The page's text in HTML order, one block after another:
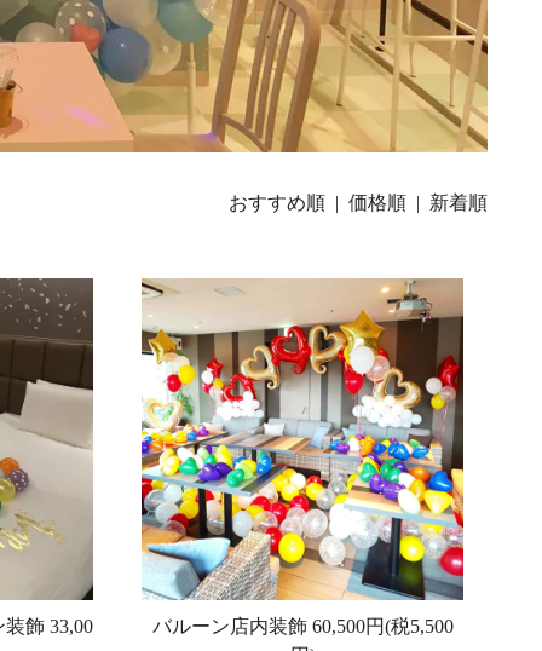
おすすめ順 |価格順 | 新着順
装飾33,00 バルーン店内装飾60,500円(税5,500